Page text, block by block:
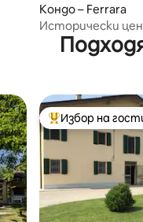
Кондо – Ferrara
Исторически
APT
Най-популярен
Избор на